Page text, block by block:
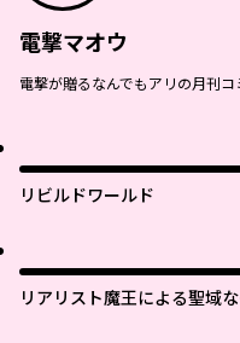
電撃マオウ
電撃が贈るなんでもアリの月刊
リビルドワールド
リアリスト魔王による聖域